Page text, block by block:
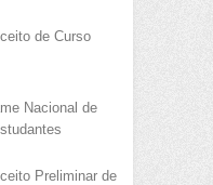
de Curso
Nacional de
Preliminar de